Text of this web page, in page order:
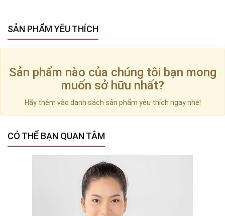
SẢN PHẨM YÊU THÍCH
Sản phẩm nào của chúng tôi bạn mong
muốn sở hữu nhất?
Hãy thêm vào danh sách sản phẩm yêu thích ngay nhé!
CÓ THỂ BẠN QUAN TÂM